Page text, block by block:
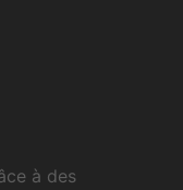
à des